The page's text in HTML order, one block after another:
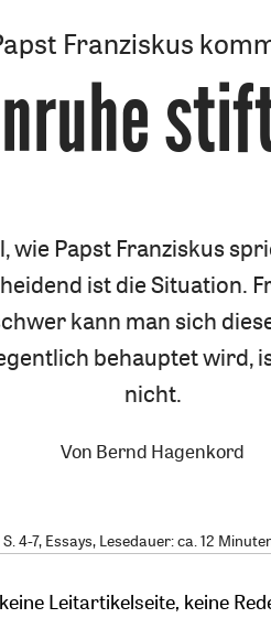
Franziskus
:
wie Papst Franziskus
ist die Situation.
kann man sich
behauptet wird,
nicht.
Von Bernd Hagenkord
4-7, Essays, Lesedauer: ca. 12
Leitartikelseite, keine